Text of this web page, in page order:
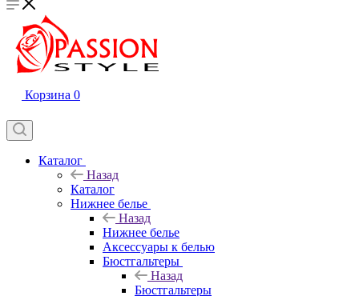
Корзина 0
Каталог
Назад
Каталог
Нижнее белье
Назад
Нижнее белье
Аксессуары к белью
Бюстгальтеры
Назад
Бюстгальтеры